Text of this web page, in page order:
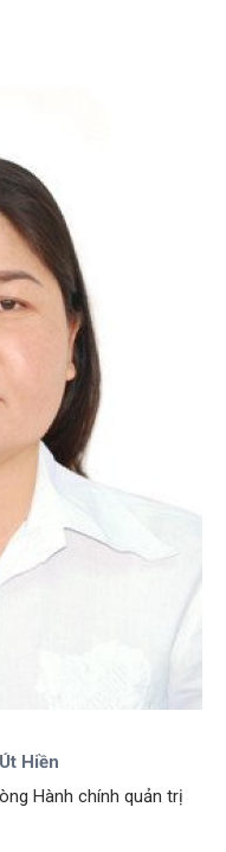
Hiền
Hành chính quản trị